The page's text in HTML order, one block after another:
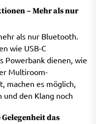
– Mehr als nur
als nur Bluetooth.
wie USB-C
Powerbank dienen, wie
Multiroom-
machen es möglich,
den Klang noch
das